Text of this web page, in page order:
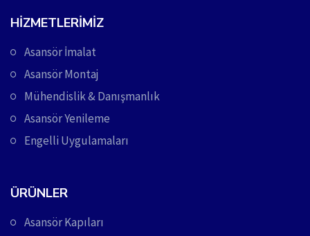
HIZMETLERIMIZ
Asansör İmalat
Asansör Montaj
Mühendislik & Danışmanlık
Asansör Yenileme
Engelli Uygulamaları
ÜRÜNLER
Asansör Kapıları